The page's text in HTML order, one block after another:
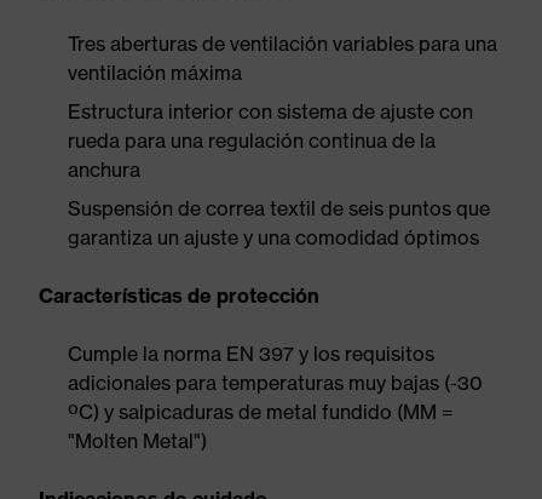
Tres aberturas de ventilación variables para una
ventilación máxima
Estructura interior con sistema de ajuste con
rueda para una regulación continua de la
anchura
Suspensión de correa textil de seis puntos que
garantiza un ajuste y una comodidad óptimos
Características de protección
Cumple la norma EN 397 y los requisitos
adicionales para temperaturas muy bajas (-30
ºC) y salpicaduras de metal fundido (MM =
"Molten Metal")